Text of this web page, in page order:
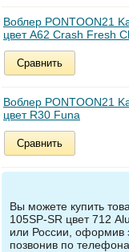
Воблер PONTOON21
цвет A62 Crash Fresh
Сравнить
Воблер PONTOON21
цвет R30 Funa
Сравнить
Вы можете купить
105SP-SR цвет 712
или России, оформив
позвонив по